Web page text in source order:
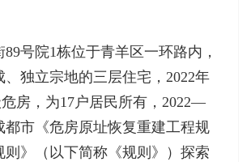
号院1栋位于青羊区一环路内，
、独立宗地的三层住宅，2022年
房，为17户居民所有，2022—
都市《危房原址恢复重建工程规
则》（以下简称《规则》）探索